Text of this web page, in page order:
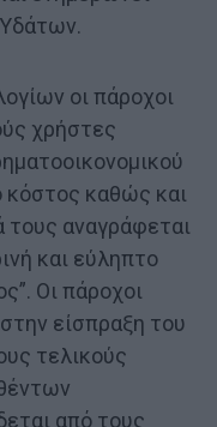
Υδάτων.
οι πάροχοι
χρήστες
κόστος καθώς και
τους αναγράφεται
και εύληπτο
Οι πάροχοι
είσπραξη του
τελικούς
από τους